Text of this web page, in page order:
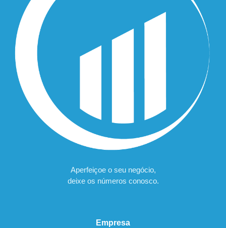
Aperfeiçoe o seu negócio,
deixe os números conosco.
Empresa